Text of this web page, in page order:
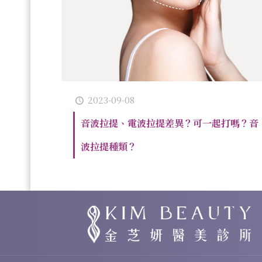
2023-09-08
音波拉提、電波拉提差異？可一起打嗎？音
波拉提種類？